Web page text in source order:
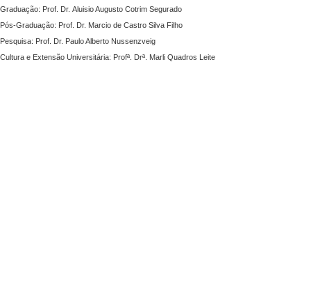
Graduação: Prof. Dr. Aluisio Augusto Cotrim Segurado
Pós-Graduação: Prof. Dr. Marcio de Castro Silva Filho
Pesquisa: Prof. Dr. Paulo Alberto Nussenzveig
Cultura e Extensão Universitária: Profª. Drª. Marli Quadros Leite